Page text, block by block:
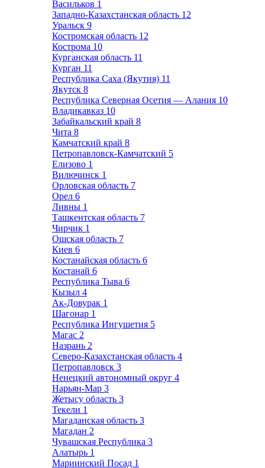
Васильков 1
Западно-Казахстанская область 12
Уральск 9
Костромская область 12
Кострома 10
Курганская область 11
Курган 11
Республика Саха (Якутия) 11
Якутск 8
Республика Северная Осетия — Алания 10
Владикавказ 10
Забайкальский край 8
Чита 8
Камчатский край 8
Петропавловск-Камчатский 5
Елизово 1
Вилючинск 1
Орловская область 7
Орел 6
Ливны 1
Ташкентская область 7
Чирчик 1
Ошская область 7
Киев 6
Костанайская область 6
Костанай 6
Республика Тыва 6
Кызыл 4
Ак-Довурак 1
Шагонар 1
Республика Ингушетия 5
Магас 2
Назрань 2
Северо-Казахстанская область 4
Петропавловск 3
Ненецкий автономный округ 4
Нарьян-Мар 3
Жетысу область 3
Текели 1
Магаданская область 3
Магадан 2
Чувашская Республика 3
Алатырь 1
Мариинский Посад 1